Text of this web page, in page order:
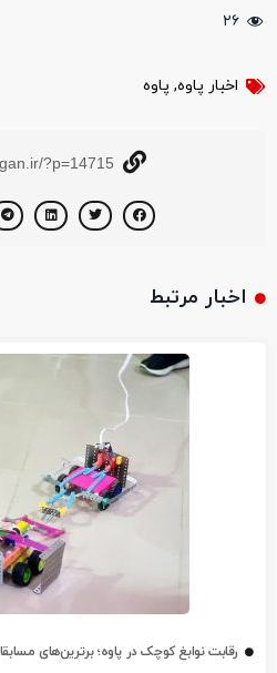
۲۶
اخبار پاوه, پاوه
?p=14715
اخبار مرتبط
رقابت نوابغ کوچک در پاوه؛ برترین‌های